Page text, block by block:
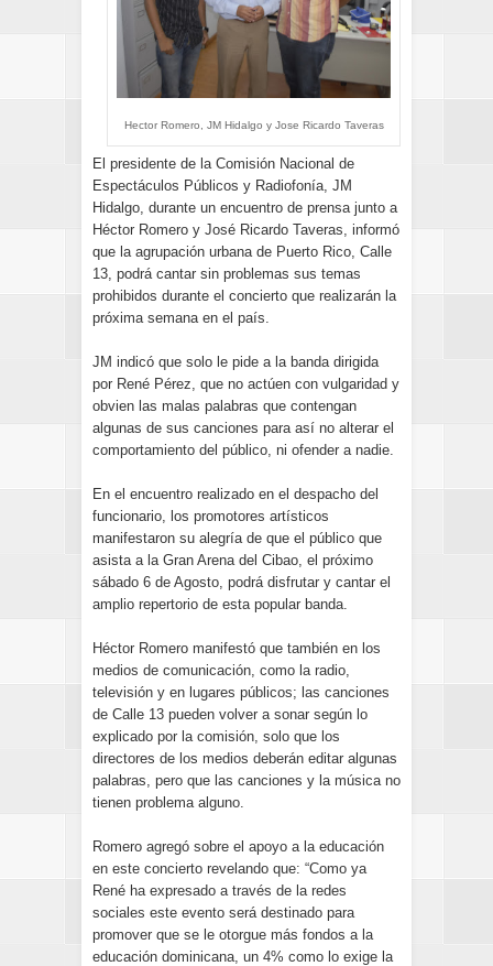
Hector Romero, JM Hidalgo y Jose Ricardo Taveras
El presidente de la Comisión Nacional de
Espectáculos Públicos y Radiofonía, JM
Hidalgo, durante un encuentro de prensa junto a
Héctor Romero y José Ricardo Taveras, informó
que la agrupación urbana de Puerto Rico, Calle
13, podrá cantar sin problemas sus temas
prohibidos durante el concierto que realizarán la
próxima semana en el país.
JM indicó que solo le pide a la banda dirigida
por René Pérez, que no actúen con vulgaridad y
obvien las malas palabras que contengan
algunas de sus canciones para así no alterar el
comportamiento del público, ni ofender a nadie.
En el encuentro realizado en el despacho del
funcionario, los promotores artísticos
manifestaron su alegría de que el público que
asista a la Gran Arena del Cibao, el próximo
sábado 6 de Agosto, podrá disfrutar y cantar el
amplio repertorio de esta popular banda.
Héctor Romero manifestó que también en los
medios de comunicación, como la radio,
televisión y en lugares públicos; las canciones
de Calle 13 pueden volver a sonar según lo
explicado por la comisión, solo que los
directores de los medios deberán editar algunas
palabras, pero que las canciones y la música no
tienen problema alguno.
Romero agregó sobre el apoyo a la educación
en este concierto revelando que: “Como ya
René ha expresado a través de la redes
sociales este evento será destinado para
promover que se le otorgue más fondos a la
educación dominicana, un 4% como lo exige la